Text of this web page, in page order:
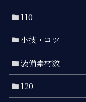
110
小技・コツ
装備素材数
120